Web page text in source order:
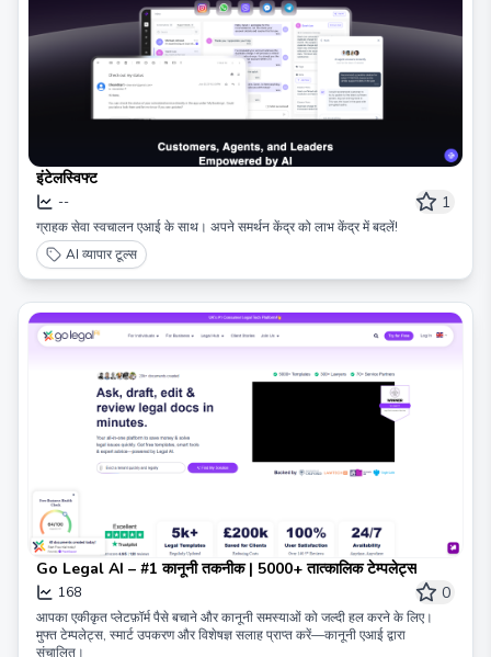
इंटेलस्विफ्ट
-- 1
ग्राहक सेवा स्वचालन एआई के साथ। अपने समर्थन केंद्र को लाभ केंद्र में बदलें!
AI व्यापार टूल्स
Go Legal AI – #1 कानूनी तकनीक | 5000+ तात्कालिक टेम्पलेट्स
168 0
आपका एकीकृत प्लेटफ़ॉर्म पैसे बचाने और कानूनी समस्याओं को जल्दी हल करने के लिए।
मुफ्त टेम्पलेट्स, स्मार्ट उपकरण और विशेषज्ञ सलाह प्राप्त करें—कानूनी एआई द्वारा
संचालित।